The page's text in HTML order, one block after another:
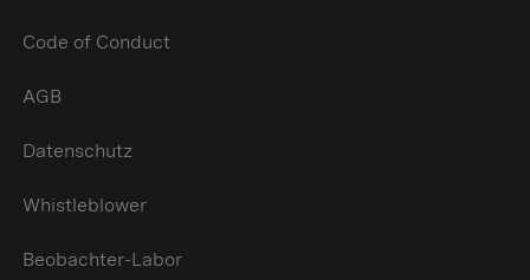
Code of Conduct
AGB
Datenschutz
Whistleblower
Beobachter-Labor